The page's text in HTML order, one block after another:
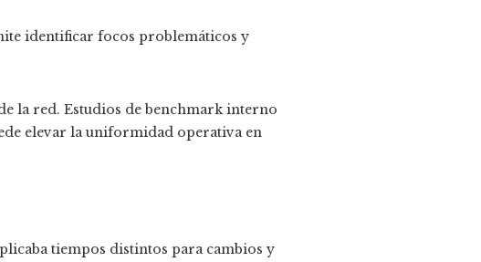
identificar focos problemáticos y
la red. Estudios de benchmark interno
elevar la uniformidad operativa en
tiempos distintos para cambios y